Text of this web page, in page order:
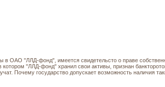
ОАО "ЛЛД-фонд", имеется свидетельсто о праве
"ЛЛД-фонд" хранил свои активы, признан
Почему государство допускает возможность наличия